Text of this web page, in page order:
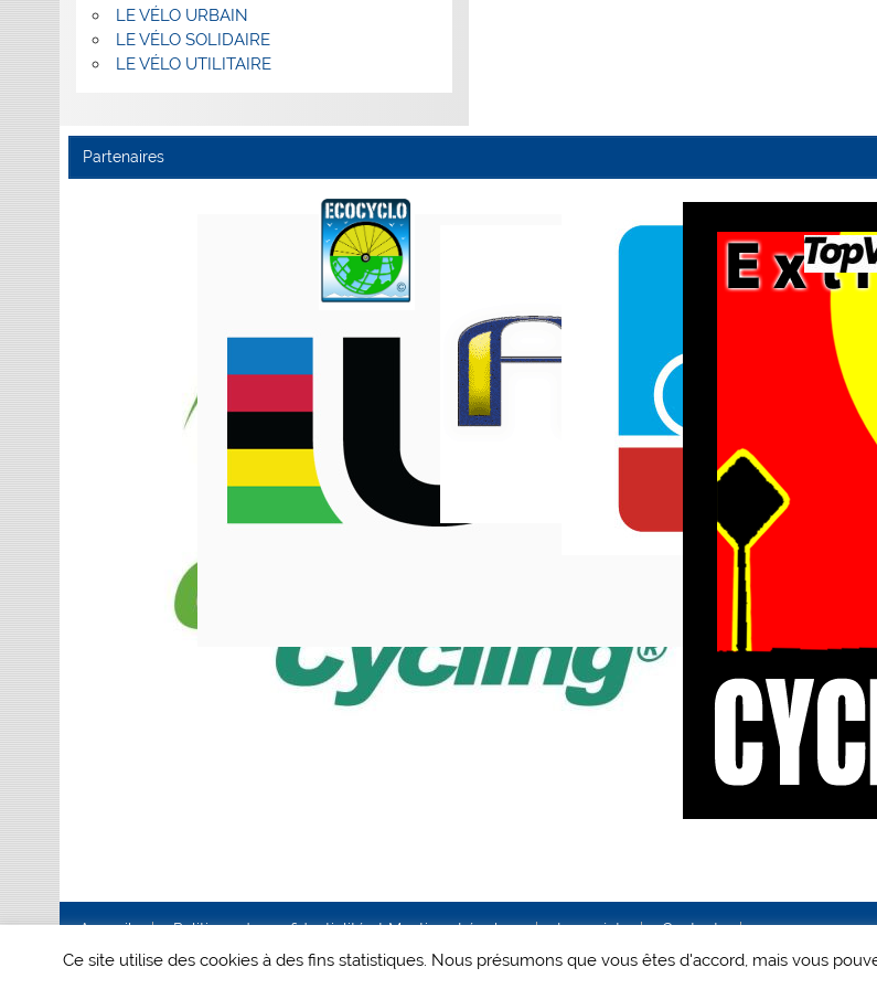
LE VÉLO URBAIN
LE VÉLO SOLIDAIRE
LE VÉLO UTILITAIRE
Partenaires
Accueil Politique de confidentialité et Mentions Légales Le projet Contact
Ce site utilise des cookies à des fins statistiques. Nous présumons que vous êtes d'accord, mais vous